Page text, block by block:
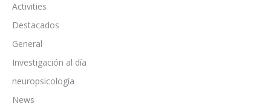
Activities
Destacados
General
Investigación al día
neuropsicología
News